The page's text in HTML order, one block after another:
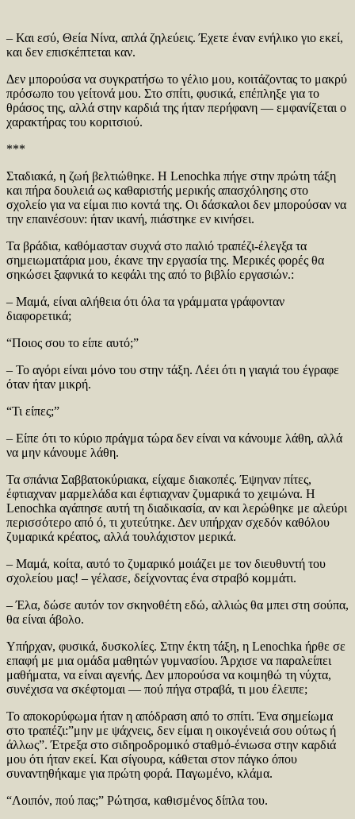
– Και εσύ, Θεία Νίνα, απλά ζηλεύεις. Έχετε έναν ενήλικο γιο εκεί,
και δεν επισκέπτεται καν.
Δεν μπορούσα να συγκρατήσω το γέλιο μου, κοιτάζοντας το μακρύ
πρόσωπο του γείτονά μου. Στο σπίτι, φυσικά, επέπληξε για το
θράσος της, αλλά στην καρδιά της ήταν περήφανη — εμφανίζεται ο
χαρακτήρας του κοριτσιού.
***
Σταδιακά, η ζωή βελτιώθηκε. Η Lenochka πήγε στην πρώτη τάξη
και πήρα δουλειά ως καθαριστής μερικής απασχόλησης στο
σχολείο για να είμαι πιο κοντά της. Οι δάσκαλοι δεν μπορούσαν να
την επαινέσουν: ήταν ικανή, πιάστηκε εν κινήσει.
Τα βράδια, καθόμασταν συχνά στο παλιό τραπέζι-έλεγξα τα
σημειωματάρια μου, έκανε την εργασία της. Μερικές φορές θα
σηκώσει ξαφνικά το κεφάλι της από το βιβλίο εργασιών.:
– Μαμά, είναι αλήθεια ότι όλα τα γράμματα γράφονταν
διαφορετικά;
“Ποιος σου το είπε αυτό;”
– Το αγόρι είναι μόνο του στην τάξη. Λέει ότι η γιαγιά του έγραφε
όταν ήταν μικρή.
“Τι είπες;”
– Είπε ότι το κύριο πράγμα τώρα δεν είναι να κάνουμε λάθη, αλλά
να μην κάνουμε λάθη.
Τα σπάνια Σαββατοκύριακα, είχαμε διακοπές. Έψηναν πίτες,
έφτιαχναν μαρμελάδα και έφτιαχναν ζυμαρικά το χειμώνα. Η
Lenochka αγάπησε αυτή τη διαδικασία, αν και λερώθηκε με αλεύρι
περισσότερο από ό, τι χυτεύτηκε. Δεν υπήρχαν σχεδόν καθόλου
ζυμαρικά κρέατος, αλλά τουλάχιστον μερικά.
– Μαμά, κοίτα, αυτό το ζυμαρικό μοιάζει με τον διευθυντή του
σχολείου μας! – γέλασε, δείχνοντας ένα στραβό κομμάτι.
– Έλα, δώσε αυτόν τον σκηνοθέτη εδώ, αλλιώς θα μπει στη σούπα,
θα είναι άβολο.
Υπήρχαν, φυσικά, δυσκολίες. Στην έκτη τάξη, η Lenochka ήρθε σε
επαφή με μια ομάδα μαθητών γυμνασίου. Άρχισε να παραλείπει
μαθήματα, να είναι αγενής. Δεν μπορούσα να κοιμηθώ τη νύχτα,
συνέχισα να σκέφτομαι — πού πήγα στραβά, τι μου έλειπε;
Το αποκορύφωμα ήταν η απόδραση από το σπίτι. Ένα σημείωμα
στο τραπέζι:”μην με ψάχνεις, δεν είμαι η οικογένειά σου ούτως ή
άλλως”. Έτρεξα στο σιδηροδρομικό σταθμό-ένιωσα στην καρδιά
μου ότι ήταν εκεί. Και σίγουρα, κάθεται στον πάγκο όπου
συναντηθήκαμε για πρώτη φορά. Παγωμένο, κλάμα.
“Λοιπόν, πού πας;” Ρώτησα, καθισμένος δίπλα του.